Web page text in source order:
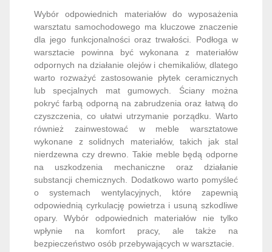
Wybór odpowiednich materiałów do wyposażenia
warsztatu samochodowego ma kluczowe znaczenie
dla jego funkcjonalności oraz trwałości. Podłoga w
warsztacie powinna być wykonana z materiałów
odpornych na działanie olejów i chemikaliów, dlatego
warto rozważyć zastosowanie płytek ceramicznych
lub specjalnych mat gumowych. Ściany można
pokryć farbą odporną na zabrudzenia oraz łatwą do
czyszczenia, co ułatwi utrzymanie porządku. Warto
również zainwestować w meble warsztatowe
wykonane z solidnych materiałów, takich jak stal
nierdzewna czy drewno. Takie meble będą odporne
na uszkodzenia mechaniczne oraz działanie
substancji chemicznych. Dodatkowo warto pomyśleć
o systemach wentylacyjnych, które zapewnią
odpowiednią cyrkulację powietrza i usuną szkodliwe
opary. Wybór odpowiednich materiałów nie tylko
wpłynie na komfort pracy, ale także na
bezpieczeństwo osób przebywających w warsztacie.